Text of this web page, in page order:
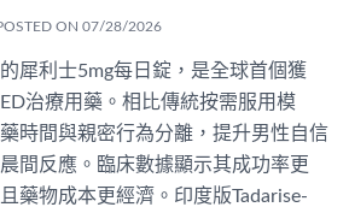
ON 07/28/2026
犀利士5mg每日錠，是全球首個獲
治療用藥。相比傳統按需服用模
時間與親密行為分離，提升男性自信
間反應。臨床數據顯示其成功率更
藥物成本更經濟。印度版Tadarise-